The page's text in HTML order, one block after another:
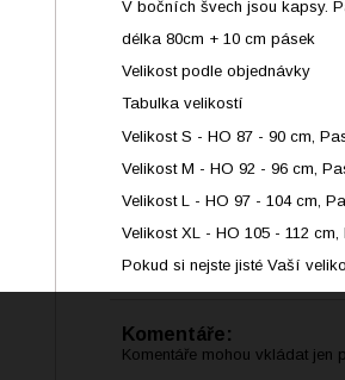
V bočních švech jsou kapsy.
délka 80cm + 10 cm pásek
Velikost podle objednávky
Tabulka velikostí
Velikost S - HO 87 - 90 cm,
Velikost M - HO 92 - 96 cm,
Velikost L - HO 97 - 104 cm,
Velikost XL - HO 105 - 112
Pokud si nejste jisté Vaší
Komentáře:
Komentáře mohou vkládat jen